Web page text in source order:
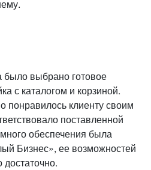
было выбрано готовое
с каталогом и корзиной.
понравилось клиенту своим
поставленной
обеспечения была
Бизнес», ее возможностей
достаточно.